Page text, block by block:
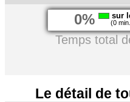
0% sur
(0
Temps total
Le détail de